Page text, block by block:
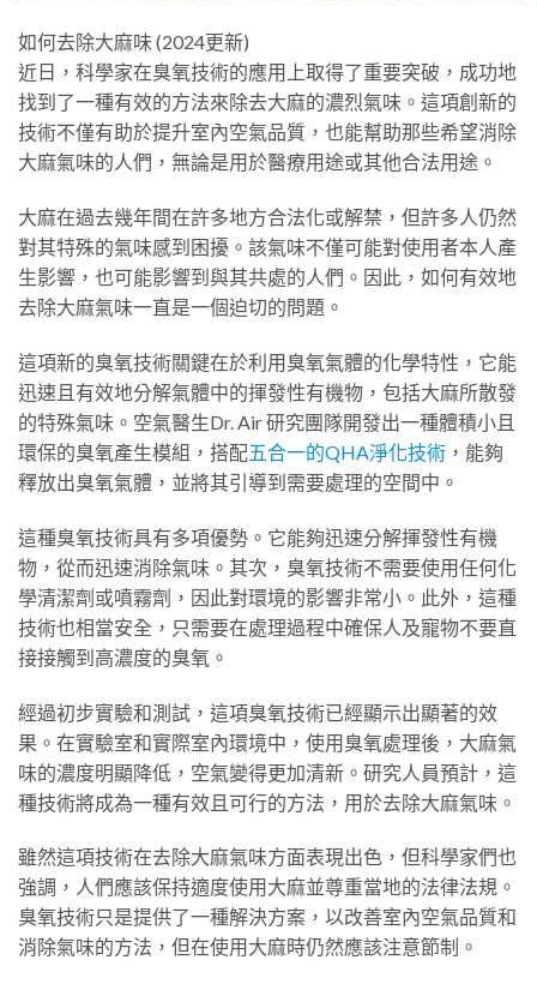
如何去除大麻味 (2024更新)
近日，科學家在臭氧技術的應用上取得了重要突破，成功地
找到了一種有效的方法來除去大麻的濃烈氣味。這項創新的
技術不僅有助於提升室內空氣品質，也能幫助那些希望消除
大麻氣味的人們，無論是用於醫療用途或其他合法用途。
大麻在過去幾年間在許多地方合法化或解禁，但許多人仍然
對其特殊的氣味感到困擾。該氣味不僅可能對使用者本人產
生影響，也可能影響到與其共處的人們。因此，如何有效地
去除大麻氣味一直是一個迫切的問題。
這項新的臭氧技術關鍵在於利用臭氧氣體的化學特性，它能
迅速且有效地分解氣體中的揮發性有機物，包括大麻所散發
的特殊氣味。空氣醫生Dr. Air 研究團隊開發出一種體積小且
環保的臭氧產生模組，搭配五合一的QHA淨化技術 ，能夠
釋放出臭氧氣體，並將其引導到需要處理的空間中。
這種臭氧技術具有多項優勢。它能夠迅速分解揮發性有機
物，從而迅速消除氣味。其次，臭氧技術不需要使用任何化
學清潔劑或噴霧劑，因此對環境的影響非常小。此外，這種
技術也相當安全，只需要在處理過程中確保人及寵物不要直
接接觸到高濃度的臭氧。
經過初步實驗和測試，這項臭氧技術已經顯示出顯著的效
果。在實驗室和實際室內環境中，使用臭氧處理後，大麻氣
味的濃度明顯降低，空氣變得更加清新。研究人員預計，這
種技術將成為一種有效且可行的方法，用於去除大麻氣味。
雖然這項技術在去除大麻氣味方面表現出色，但科學家們也
強調，人們應該保持適度使用大麻並尊重當地的法律法規。
臭氧技術只是提供了一種解決方案，以改善室內空氣品質和
消除氣味的方法，但在使用大麻時仍然應該注意節制。